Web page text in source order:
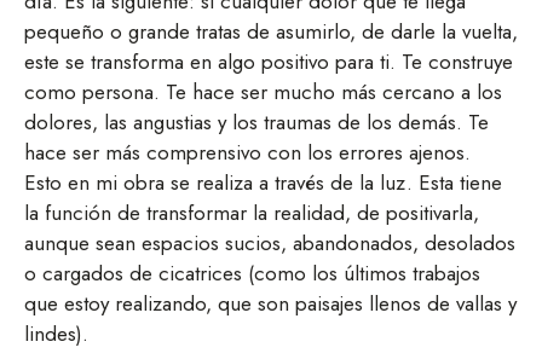
pequeño o grande tratas de asumirlo, de darle la vuelta,
este se transforma en algo positivo para ti. Te construye
como persona. Te hace ser mucho más cercano a los
dolores, las angustias y los traumas de los demás. Te
hace ser más comprensivo con los errores ajenos.
Esto en mi obra se realiza a través de la luz. Esta tiene
la función de transformar la realidad, de positivarla,
aunque sean espacios sucios, abandonados, desolados
o cargados de cicatrices (como los últimos trabajos
que estoy realizando, que son paisajes llenos de vallas y
lindes).